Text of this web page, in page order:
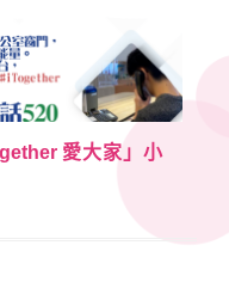
愛大家」小